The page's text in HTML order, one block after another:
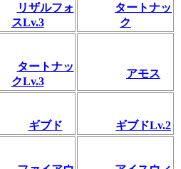
リザルフォ
スLv.3
タートナッ
ク
タートナッ
クLv.3
アモス
ギブド ギブドLv.2